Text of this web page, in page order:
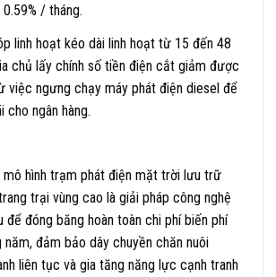
/ tháng.
linh hoạt kéo dài linh hoạt từ 15 đến 48
chủ lấy chính số tiền điện cắt giảm được
việc ngưng chạy máy phát điện diesel để
cho ngân hàng.
mô hình trạm phát điện mặt trời lưu trữ
trại vùng cao là giải pháp công nghệ
để đóng băng hoàn toàn chi phí biến phí
năm, đảm bảo dây chuyền chăn nuôi
liên tục và gia tăng năng lực cạnh tranh